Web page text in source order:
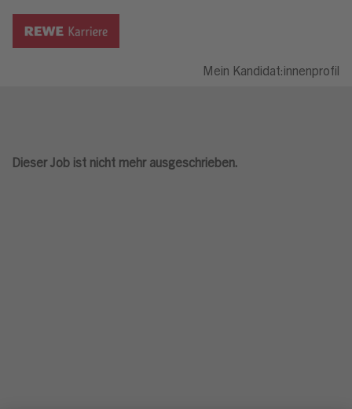
Mein Kandidat:innenprofil
Dieser Job ist nicht mehr ausgeschrieben.